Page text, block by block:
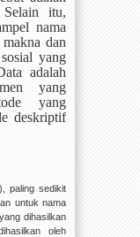
itu,
nama
dan
yang
adalah
yang
yang
deskriptif
paling sedikit
untuk nama
dihasilkan
oleh